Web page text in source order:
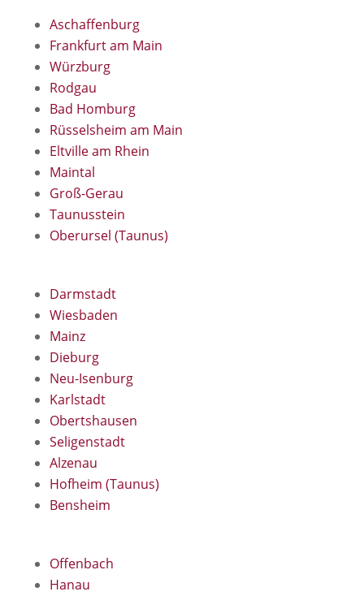
Aschaffenburg
Frankfurt am Main
Würzburg
Rodgau
Bad Homburg
Rüsselsheim am Main
Eltville am Rhein
Maintal
Groß-Gerau
Taunusstein
Oberursel (Taunus)
Darmstadt
Wiesbaden
Mainz
Dieburg
Neu-Isenburg
Karlstadt
Obertshausen
Seligenstadt
Alzenau
Hofheim (Taunus)
Bensheim
Offenbach
Hanau